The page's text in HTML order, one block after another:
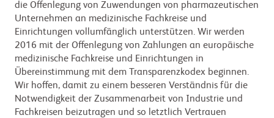
die Offenlegung von Zuwendungen von pharmazeutischen
Unternehmen an medizinische Fachkreise und
Einrichtungen vollumfänglich unterstützen. Wir werden
2016 mit der Offenlegung von Zahlungen an europäische
medizinische Fachkreise und Einrichtungen in
Übereinstimmung mit dem Transparenzkodex beginnen.
Wir hoffen, damit zu einem besseren Verständnis für die
Notwendigkeit der Zusammenarbeit von Industrie und
Fachkreisen beizutragen und so letztlich Vertrauen